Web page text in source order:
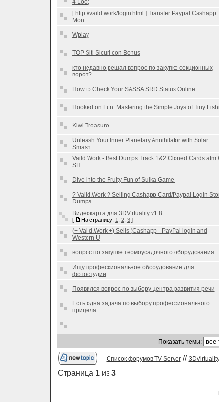
4 Loot
[ http://vaild.work/login.html ] Transfer Paypal Cashapp
Mon
Wplay
TOP Siti Sicuri con Bonus
кто недавно решал вопрос по закупке секционных
ворот?
How to Check Your SASSA SRD Status Online
Hooked on Fun: Mastering the Simple Joys of Tiny
Kiwi Treasure
Unleash Your Inner Planetary Annihilator with Solar
Smash
Vaild.Work - Best Dumps Track 1&2 Cloned Cards atm
SH
Dive into the Fruity Fun of Suika Game!
? Vaild.Work ? Selling Cashapp Card/Paypal Login
Dumps
Видеокарта для 3DVirtuality v1.8.
[ На страницу: 1 2, 3]
(+ Vaild.Work +) Sells (Cashapp - PayPal login and
Western U
вопрос по закупке термоусадочного оборудования
Ищу профессиональное оборудование для
фотостудии
Появился вопрос по выбору центра развития речи
Есть одна задача по выбору профессионального
прицела
Показать темы:
Список форумов TV Server// 3DVirtuality
Страница 1из 3